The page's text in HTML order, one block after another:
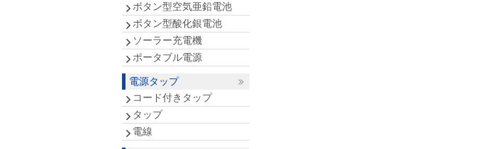
ボタン型空気亜鉛電池
ボタン型酸化銀電池
ソーラー充電機
ポータブル電源
電源タップ
コード付きタップ
タップ
電線